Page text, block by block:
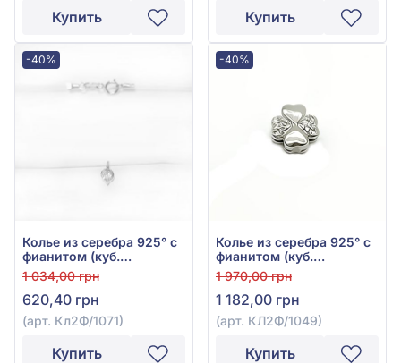
Купить Купить
-40%
Колье из серебра 925° с
фианитом (куб.
цирконий), арт.
Кл2Ф/1071
1 034,00 грн
620,40 грн
(арт. Кл2Ф/1071)
Купить
-40%
Колье из серебра 925° с
фианитом (куб.
цирконий), арт.
КЛ2Ф/1049
1 970,00 грн
1 182,00 грн
(арт. КЛ2Ф/1049)
Купить